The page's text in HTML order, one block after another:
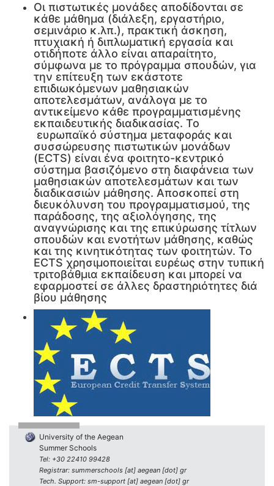
Οι πιστωτικές μονάδες αποδίδονται σε
κάθε μάθημα (διάλεξη, εργαστήριο,
σεμινάριο κ.λπ.), πρακτική άσκηση,
πτυχιακή ή διπλωματική εργασία και
οτιδήποτε άλλο είναι απαραίτητο,
σύμφωνα με το πρόγραμμα σπουδών, για
την επίτευξη των εκάστοτε
επιδιωκόμενων μαθησιακών
αποτελεσμάτων, ανάλογα με το
αντικείμενο κάθε προγραμματισμένης
εκπαιδευτικής διαδικασίας. Το
ευρωπαϊκό σύστημα μεταφοράς και
συσσώρευσης πιστωτικών μονάδων
(ECTS) είναι ένα φοιτητο-κεντρικό
σύστημα βασιζόμενο στη διαφάνεια των
μαθησιακών αποτελεσμάτων και των
διαδικασιών μάθησης. Αποσκοπεί στη
διευκόλυνση του προγραμματισμού, της
παράδοσης, της αξιολόγησης, της
αναγνώρισης και της επικύρωσης τίτλων
σπουδών και ενοτήτων μάθησης, καθώς
και της κινητικότητας των φοιτητών. Το
ECTS χρησιμοποιείται ευρέως στην τυπική
τριτοβάθμια εκπαίδευση και μπορεί να
εφαρμοστεί σε άλλες δραστηριότητες διά
βίου μάθησης
University of the Aegean
Summer Schools
Tel: +30 22410 99428
Registrar: summerschools [at] aegean [dot] gr
Tech. Support: sm-support [at] aegean [dot] gr